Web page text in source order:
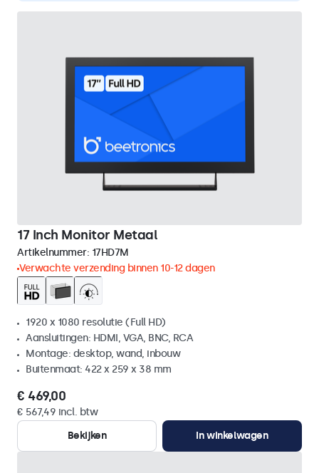
17 Inch Monitor Metaal
Artikelnummer: 17HD7M
Verwachte verzending binnen 10-12 dagen
1920 x 1080 resolutie (Full HD)
Aansluitingen: HDMI, VGA, BNC, RCA
Montage: desktop, wand, inbouw
Buitenmaat: 422 x 259 x 38 mm
€ 469,00
€ 567,49 incl. btw
Bekijken
In winkelwagen